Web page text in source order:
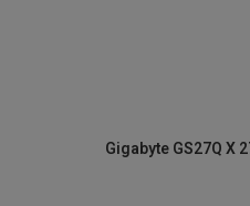
Gigabyte GS27Q X